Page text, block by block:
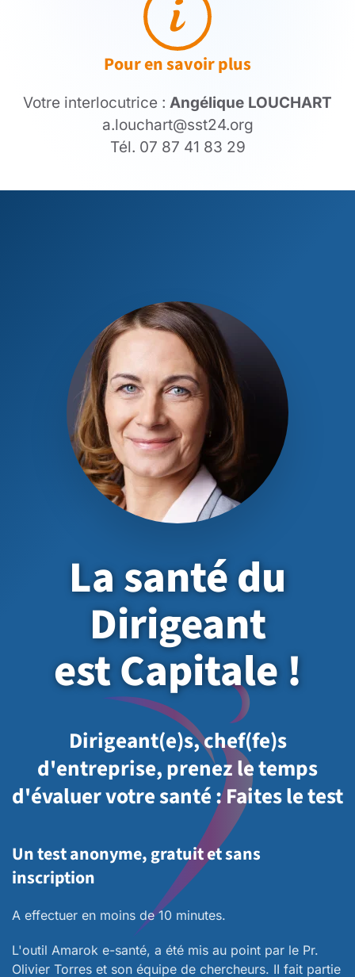
Pour en savoir plus
Votre interlocutrice : Angélique LOUCHART
a.louchart@sst24.org
Tél. 07 87 41 83 29
La santé du
Dirigeant
est Capitale !
Dirigeant(e)s, chef(fe)s
d'entreprise, prenez le temps
d'évaluer votre santé : Faites le test
Un test anonyme, gratuit et sans
inscription
A effectuer en moins de 10 minutes.
L'outil Amarok e-santé, a été mis au point par le Pr.
Olivier Torres et son équipe de chercheurs. II fait partie